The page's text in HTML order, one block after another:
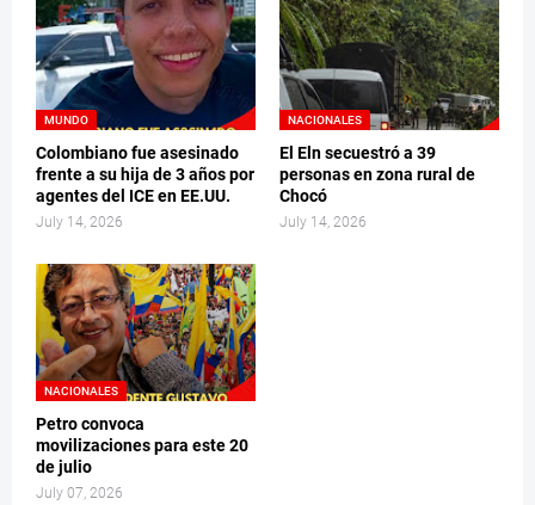
MUNDO
Colombiano fue asesinado
frente a su hija de 3 años por
agentes del ICE en EE.UU.
July 14, 2026
NACIONALES
El Eln secuestró a 39
personas en zona rural de
Chocó
July 14, 2026
NACIONALES
Petro convoca
movilizaciones para este 20
de julio
July 07, 2026